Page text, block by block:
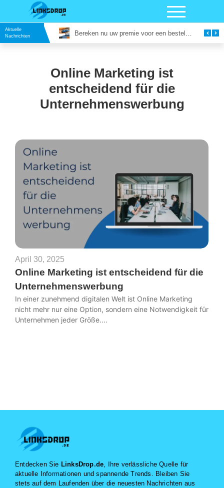
Aktuelle
Nachrichten
Online Marketing ist
entscheidend für die
Unternehmenswerbung
April 30, 2025
Online Marketing ist entscheidend für die
Unternehmenswerbung
In einer zunehmend digitalen Welt ist Online Marketing
nicht mehr nur eine Option, sondern eine Notwendigkeit für
Unternehmen jeder Größe....
Entdecken Sie LinksDrop.de , Ihre verlässliche Quelle für
aktuelle Informationen und spannende Trends. Bleiben Sie
stets auf dem Laufenden über die neuesten Nachrichten aus